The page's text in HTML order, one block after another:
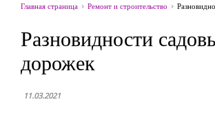
Главная страница Ремонт и строительство
Разновидности
дорожек
11.03.2021